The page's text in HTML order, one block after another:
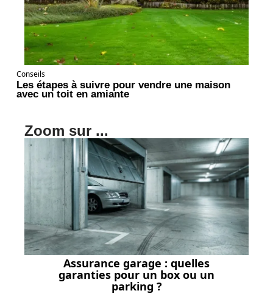
Conseils
Les étapes à suivre pour vendre une maison
avec un toit en amiante
Zoom sur ...
Assurance garage : quelles
garanties pour un box ou un
parking ?